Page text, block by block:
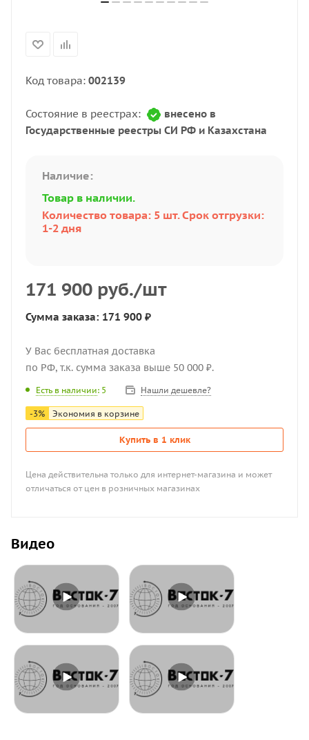
Код товара: 002139
Состояние в реестрах:
внесено в
Государственные реестры СИ РФ и Казахстана
Наличие:
Товар в наличии.
Количество товара: 5 шт. Срок отгрузки:
1-2 дня
171 900 руб./шт
Сумма заказа: 171 900 ₽
У Вас бесплатная доставка
по РФ, т.к. сумма заказа выше 50 000 ₽.
Есть в наличии: 5 Нашли дешевле?
-3% Экономия в корзине
Купить в 1 клик
Цена действительна только для интернет-магазина и может
отличаться от цен в розничных магазинах
Видео